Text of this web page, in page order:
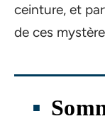
ceinture, et
de ces